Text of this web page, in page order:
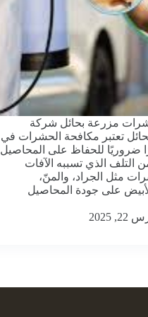
مزرعة بحائل شركة
تعتبر مكافحة الحشرات في
ضروريًا للحفاظ على المحاصيل
التلف الذي تسببه الآفات
مثل الجراد، والمنّ،
على جودة المحاصيل
2025